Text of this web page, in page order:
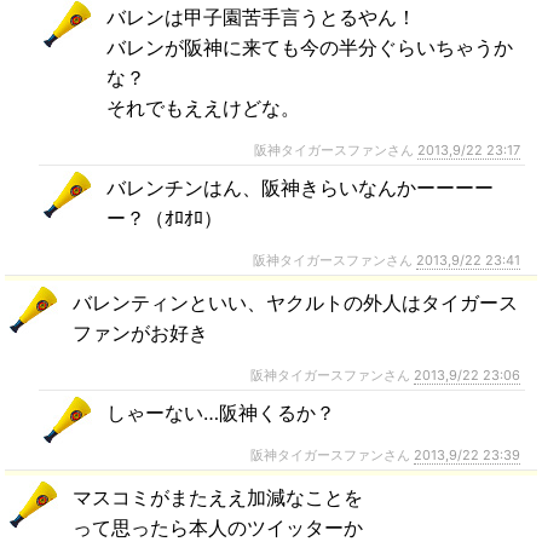
バレンは甲子園苦手言うとるやん！
バレンが阪神に来ても今の半分ぐらいちゃうか
な？
それでもええけどな。
阪神タイガースファンさん 2013,9/22 23:17
バレンチンはん、阪神きらいなんかーーーー
ー？（ｵﾛｵﾛ）
阪神タイガースファンさん 2013,9/22 23:41
バレンティンといい、ヤクルトの外人はタイガース
ファンがお好き
阪神タイガースファンさん 2013,9/22 23:06
しゃーない…阪神くるか？
阪神タイガースファンさん 2013,9/22 23:39
マスコミがまたええ加減なことを
って思ったら本人のツイッターか